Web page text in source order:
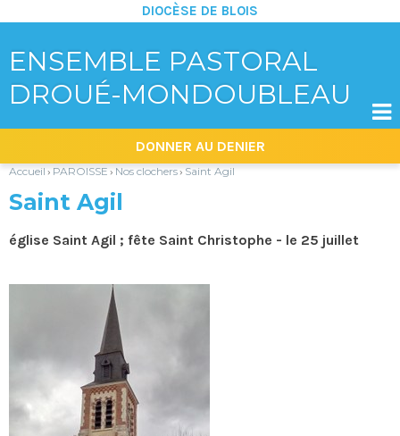
ENSEMBLE PASTORAL
DROUÉ-MONDOUBLEAU
DIOCÈSE DE BLOIS
|
Aller
navigation
DONNER AU DENIER

Accueil › PAROISSE › Nos clochers› Saint Agil
Saint Agil
église Saint Agil ; fête Saint Christophe - le 25 juillet